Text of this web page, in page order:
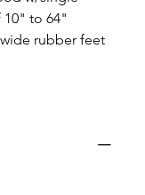
to 64"
rubber feet